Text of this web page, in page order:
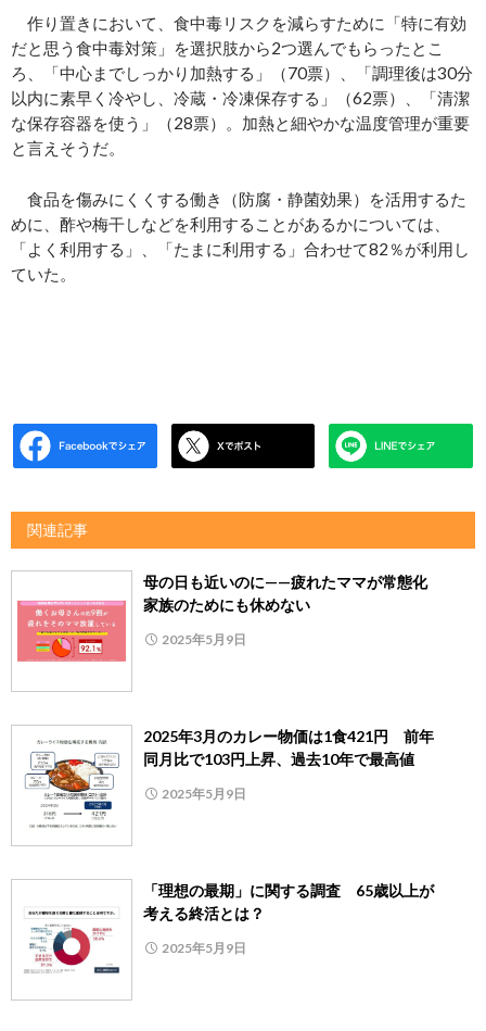
作り置きにおいて、食中毒リスクを減らすために「特に有効
だと思う食中毒対策」を選択肢から2つ選んでもらったとこ
ろ、「中心までしっかり加熱する」（70票）、「調理後は30分
以内に素早く冷やし、冷蔵・冷凍保存する」（62票）、「清潔
な保存容器を使う」（28票）。加熱と細やかな温度管理が重要
と言えそうだ。
食品を傷みにくくする働き（防腐・静菌効果）を活用するた
めに、酢や梅干しなどを利用することがあるかについては、
「よく利用する」、「たまに利用する」合わせて82％が利用し
ていた。
関連記事
母の日も近いのに——疲れたママが常態化
家族のためにも休めない
2025年5月9日
2025年3月のカレー物価は1食421円 前年
同月比で103円上昇、過去10年で最高値
2025年5月9日
「理想の最期」に関する調査 65歳以上が
考える終活とは？
2025年5月9日